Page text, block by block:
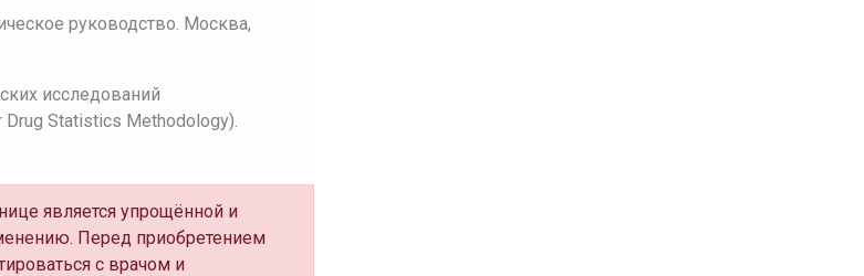
руководство. Москва,
исследований
Drug Statistics Methodology).
является упрощённой и
Перед приобретением
с врачом и